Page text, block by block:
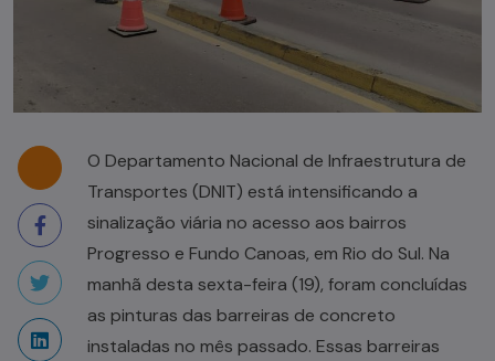
O Departamento Nacional de Infraestrutura de
Transportes (DNIT) está intensificando a
sinalização viária no acesso aos bairros
Progresso e Fundo Canoas, em Rio do Sul. Na
manhã desta sexta-feira (19), foram concluídas
as pinturas das barreiras de concreto
instaladas no mês passado. Essas barreiras